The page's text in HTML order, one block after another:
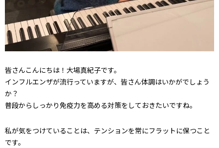
皆さんこんにちは！大場真紀子です。
インフルエンザが流行っていますが、皆さん体調はいかがでしょう
か？
普段からしっかり免疫力を高める対策をしておきたいですね。
私が気をつけていることは、テンションを常にフラットに保つこと
です。